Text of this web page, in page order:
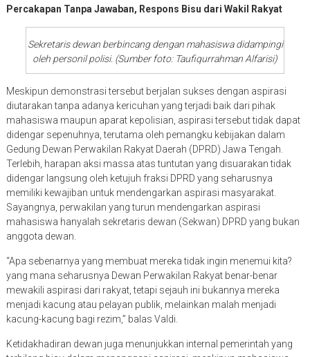
Percakapan Tanpa Jawaban, Respons Bisu dari Wakil Rakyat
Sekretaris dewan berbincang dengan mahasiswa didampingi
oleh personil polisi. (Sumber foto: Taufiqurrahman Alfarisi)
Meskipun demonstrasi tersebut berjalan sukses dengan aspirasi
diutarakan tanpa adanya kericuhan yang terjadi baik dari pihak
mahasiswa maupun aparat kepolisian, aspirasi tersebut tidak dapat
didengar sepenuhnya, terutama oleh pemangku kebijakan dalam
Gedung Dewan Perwakilan Rakyat Daerah (DPRD) Jawa Tengah.
Terlebih, harapan aksi massa atas tuntutan yang disuarakan tidak
didengar langsung oleh ketujuh fraksi DPRD yang seharusnya
memiliki kewajiban untuk mendengarkan aspirasi masyarakat.
Sayangnya, perwakilan yang turun mendengarkan aspirasi
mahasiswa hanyalah sekretaris dewan (Sekwan) DPRD yang bukan
anggota dewan.
“Apa sebenarnya yang membuat mereka tidak ingin menemui kita?
yang mana seharusnya Dewan Perwakilan Rakyat benar-benar
mewakili aspirasi dari rakyat, tetapi sejauh ini bukannya mereka
menjadi kacung atau pelayan publik, melainkan malah menjadi
kacung-kacung bagi rezim,” balas Valdi.
Ketidakhadiran dewan juga menunjukkan internal pemerintah yang